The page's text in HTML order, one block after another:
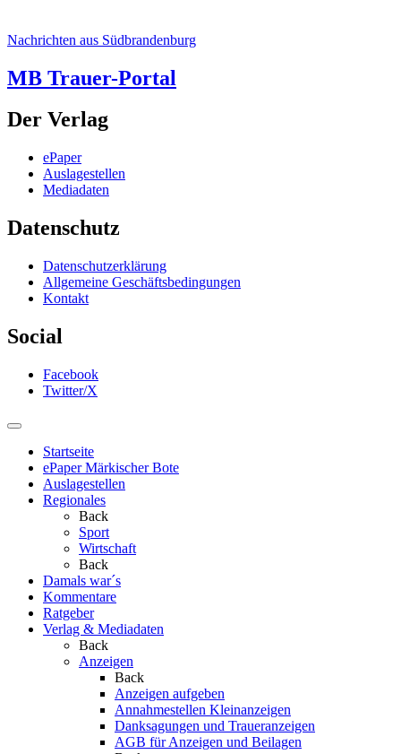
Nachrichten aus Südbrandenburg
MB Trauer-Portal
Der Verlag
ePaper
Auslagestellen
Mediadaten
Datenschutz
Datenschutzerklärung
Allgemeine Geschäftsbedingungen
Kontakt
Social
Facebook
Twitter/X
Startseite
ePaper Märkischer Bote
Auslagestellen
Regionales
Back
Sport
Wirtschaft
Back
Damals war´s
Kommentare
Ratgeber
Verlag & Mediadaten
Back
Anzeigen
Back
Anzeigen aufgeben
Annahmestellen Kleinanzeigen
Danksagungen und Traueranzeigen
AGB für Anzeigen und Beilagen